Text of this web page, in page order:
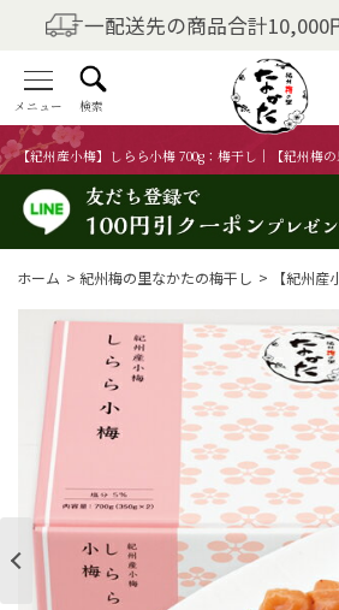
一配送先の商品合計10,000
メニュー 検索
【紀州産小梅】しらら小梅 700g：梅干し｜【紀州梅
商品を探す
全商品一覧
梅干しの商品一覧
梅酒の商品一覧
梅製品・その他の商品一覧
メニュー
トップページ
マイページ
ご案内
ホーム > 紀州梅の里なかたの梅干し > 【紀州